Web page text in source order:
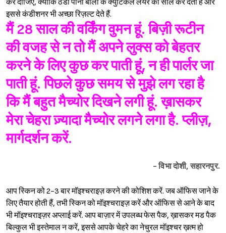
कर दीजिए, क्योंकि ठंडा पानी बालों के क्युटिकल लेयर को सील कर देता है और
इससे कंडीशनर भी अच्छा रिज़ल्ट देते हैं.
मैं 28 साल की वर्किंग वुमन हूं. बिज़ी रूटीन
की वजह से न तो मैं अपने लुक्स को बेहतर
करने के लिए कुछ कर पाती हूं, न ही पार्लर जा
पाती हूं. पिछले कुछ समय से मुझे लग रहा है
कि मैं बहुत मैच्योर दिखने लगी हूं. ख़ासकर
मेरा चेहरा ज़्यादा मैच्योर लगने लगा है. प्लीज़,
मार्गदर्शन करें.
- विभा दोशी, सहारनपुर.
आप स्किन को 2-3 बार मॉइश्‍चराइज़ करने की कोशिश करें. जब ऑफिस जाने के
लिए तैयार होती हैं, तभी स्किन को मॉइश्‍चराइज़ करें और ऑफिस से आने के बाद
भी मॉइश्‍चराइज़र अप्लाई करें. आप बाज़ार में उपलब्ध फेस पैक, ख़ासकर मड पैक
बिल्कुल भी इस्तेमाल न करें, इससे आपके चेहरे का नेचुरल मॉइश्‍चर ख़त्म हो